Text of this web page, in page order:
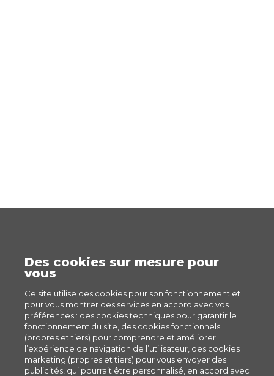
Des cookies sur mesure pour
vous
Ce site utilise des cookies pour son fonctionnement et
pour vous montrer des services en accord avec vos
préférences : des cookies techniques pour garantir le
fonctionnement du site, des cookies fonctionnels
(propres et tiers) pour comprendre et améliorer
l’expérience de navigation de l’utilisateur, des cookies
marketing (propres et tiers) pour vous envoyer des
publicités, qui pourrait être personnalisé, en accord avec